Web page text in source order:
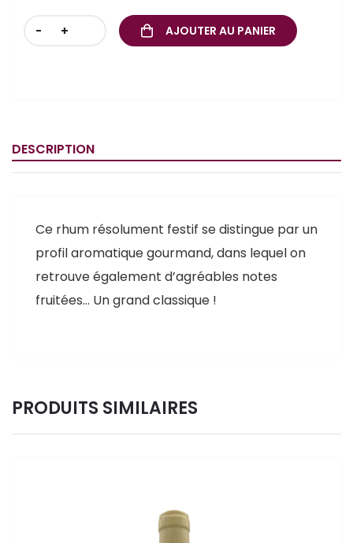
- + AJOUTER AU PANIER
DESCRIPTION
Ce rhum résolument festif se distingue par un
profil aromatique gourmand, dans lequel on
retrouve également d’agréables notes
fruitées… Un grand classique !
PRODUITS SIMILAIRES